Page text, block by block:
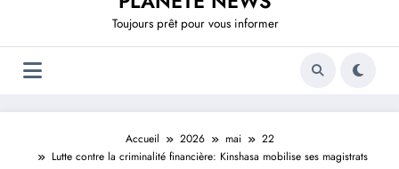
Toujours prêt pour vous informer
Accueil 2026 mai
22
Lutte contre la criminalité financière: Kinshasa mobilise ses magistrats